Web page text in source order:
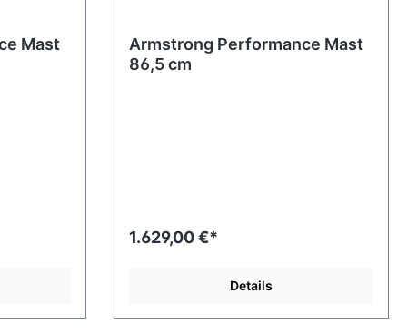
Mast
Armstrong Performance Mast
86,5 cm
1.629,00 €*
Details